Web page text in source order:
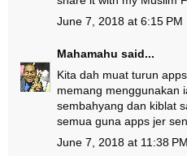
June 7, 2018 at 6:15 PM
Mahamahu said...
Kita dah muat turun
memang menggunakan
sembahyang dan kiblat
semua guna apps jer
June 7, 2018 at 11:38 PM